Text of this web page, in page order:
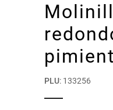
PLU: 133256